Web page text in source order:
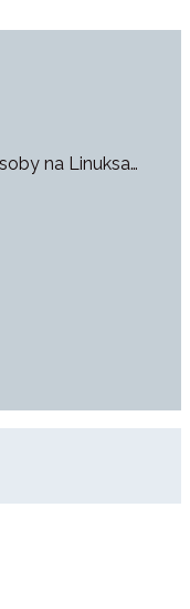
na Linuksa…